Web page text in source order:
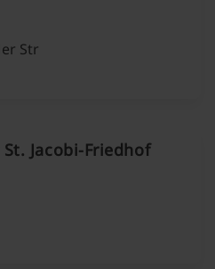
Str
Jacobi-Friedhof